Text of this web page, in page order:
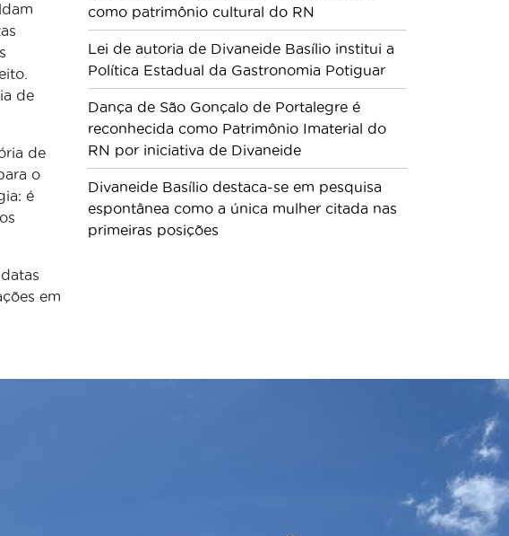
de
de
o
é
em
como patrimônio cultural do RN
Lei de autoria de Divaneide Basílio institui a
Política Estadual da Gastronomia Potiguar
Dança de São Gonçalo de Portalegre é
reconhecida como Patrimônio Imaterial do
RN por iniciativa de Divaneide
Divaneide Basílio destaca-se em pesquisa
espontânea como a única mulher citada nas
primeiras posições